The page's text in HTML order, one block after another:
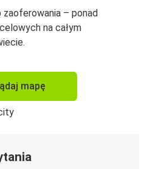
zaoferowania – ponad
na całym
mapę